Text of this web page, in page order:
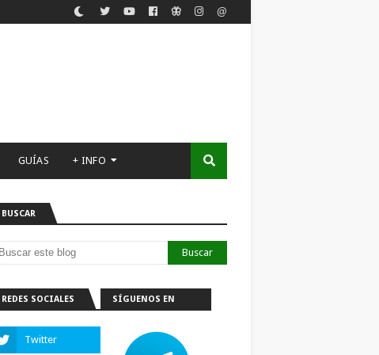
GUÍAS + INFO
BUSCAR
REDES SOCIALES SÍGUENOS EN